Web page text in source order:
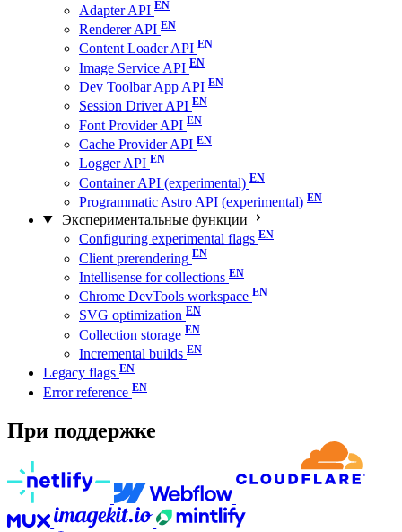
Adapter API
Renderer API
Content Loader API
Image Service API
Dev Toolbar App API
Session Driver API
Font Provider API
Cache Provider API
Logger API
Container API (experimental)
Programmatic Astro API (experimental)
Экспериментальные функции
Configuring experimental flags
Client prerendering
Intellisense for collections
Chrome DevTools workspace
SVG optimization
Collection storage
Incremental builds
Legacy flags
Error reference
При поддержке